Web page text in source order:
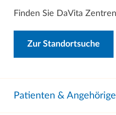
Finden Sie DaVita
Zur Standortsuche
Patienten & Angehörige